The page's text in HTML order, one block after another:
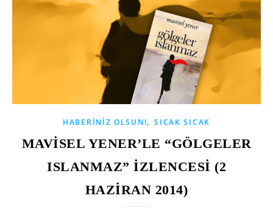
HABERINIZ OLSUN!,SICAK SICAK
MAVİSEL YENER’LE “GÖLGELER
ISLANMAZ” İZLENCESİ (2
HAZİRAN 2014)